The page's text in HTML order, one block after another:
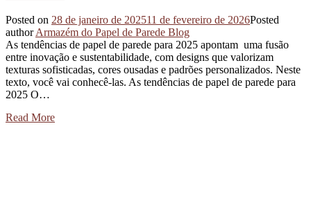
Posted on 28 de janeiro de 202511 de fevereiro de 2026Posted
author Armazém do Papel de Parede Blog
As tendências de papel de parede para 2025 apontam uma fusão
entre inovação e sustentabilidade, com designs que valorizam
texturas sofisticadas, cores ousadas e padrões personalizados. Neste
texto, você vai conhecê-las. As tendências de papel de parede para
2025 O…
Read More